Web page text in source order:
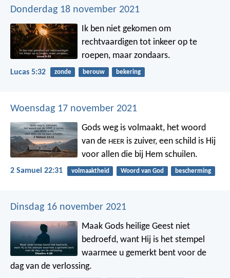
Donderdag 18 november 2021
Ik ben niet gekomen om
rechtvaardigen tot inkeer op te
roepen, maar zondaars.
Lucas 5:32 zonde berouw bekering
Woensdag 17 november 2021
Gods weg is volmaakt, het woord
van de HEER is zuiver, een schild is Hij
voor allen die bij Hem schuilen.
2 Samuel 22:31 volmaaktheid Woord van God bescherming
Dinsdag 16 november 2021
Maak Gods heilige Geest niet
bedroefd, want Hij is het stempel
waarmee u gemerkt bent voor de
dag van de verlossing.